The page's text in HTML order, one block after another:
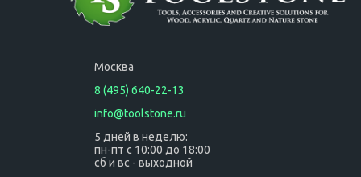
Москва
8 (495) 640-22-13
info@toolstone.ru
5 дней в неделю:
пн-пт с 10:00 до 18:00
сб и вс - выходной